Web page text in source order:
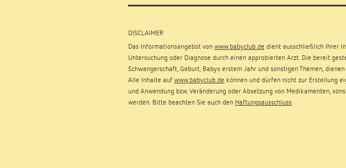
DISCLAIMER
Das Informationsangebot von www.babyclub.de dient ausschließlich Ihrer
Untersuchung oder Diagnose durch einen approbierten Arzt. Die bereit
Schwangerschaft, Geburt, Babys erstem Jahr und sonstigen Themen,
Alle Inhalte auf www.babyclub.de können und dürfen nicht zur Erstellung
und Anwendung bzw. Veränderung oder Absetzung von Medikamenten,
werden. Bitte beachten Sie auch den Haftungsausschluss.